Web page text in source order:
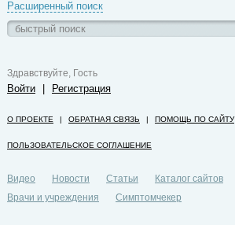
Расширенный поиск
Здравствуйте, Гость
Войти Регистрация
О ПРОЕКТЕ | ОБРАТНАЯ СВЯЗЬ | ПОМОЩЬ ПО САЙТУ
ПОЛЬЗОВАТЕЛЬСКОЕ СОГЛАШЕНИЕ
Видео Новости Статьи
Каталог сайтов
Врачи и учреждения
Симптомчекер